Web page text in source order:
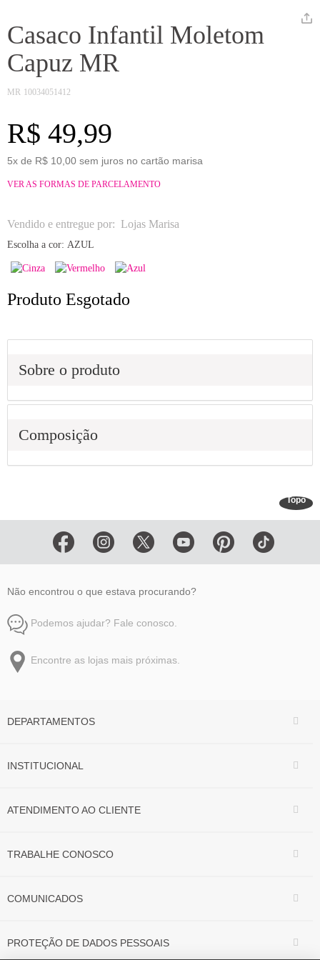
Casaco Infantil Moletom
Capuz MR
MR 10034051412
R$ 49,99
5x de R$ 10,00 sem juros no cartão marisa
VER AS FORMAS DE PARCELAMENTO
Vendido e entregue por: Lojas Marisa
Escolha a cor: AZUL
Produto Esgotado
Sobre o produto
Composição
Topo
Não encontrou o que estava procurando?
Podemos ajudar? Fale conosco.
Encontre as lojas mais próximas.
DEPARTAMENTOS
INSTITUCIONAL
ATENDIMENTO AO CLIENTE
TRABALHE CONOSCO
COMUNICADOS
PROTEÇÃO DE DADOS PESSOAIS